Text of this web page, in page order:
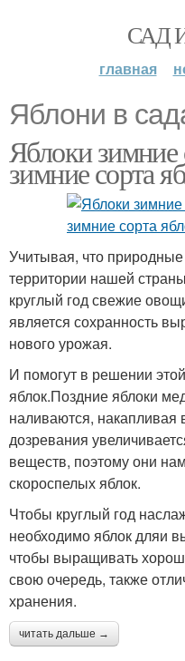
САД
главная
Яблони в
Яблоки
зимние сорта
Учитывая, что
территории нашей
круглый год свежие
является сохранность
нового урожая.
И помогут в решении
яблок.Поздние яблоки
наливаются,
дозревания
веществ, поэтому они
скороспелых яблок.
Чтобы круглый год
необходимо яблок дляи
чтобы выращивать
свою очередь, также
хранения.
читать дальше →